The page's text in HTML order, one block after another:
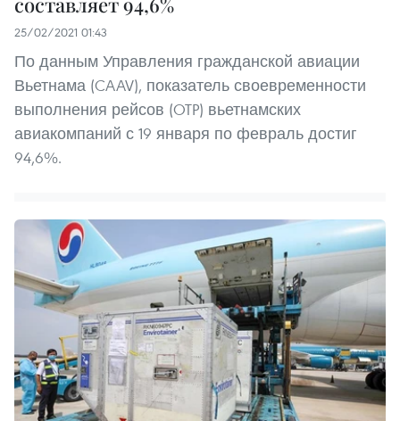
25/02/2021 01:43
По данным Управления гражданской авиации
Вьетнама (CAAV), показатель своевременности
выполнения рейсов (OTP) вьетнамских
авиакомпаний с 19 января по февраль достиг
94,6%.